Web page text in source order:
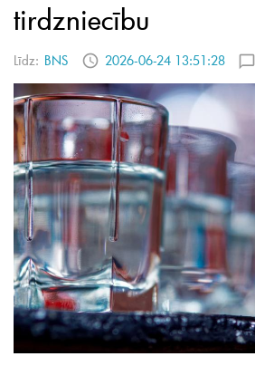
tirdzniecību
Līdz: BNS 2026-06-24 13:51:28